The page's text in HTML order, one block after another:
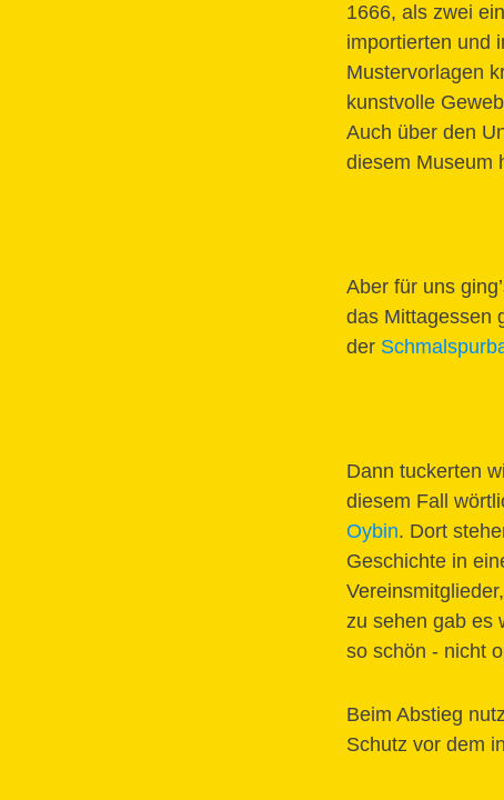
1666, als zwei
importierten und
Mustervorlagen
kunstvolle
Auch über den
diesem Museum
Aber für uns
das Mittagessen
der
Dann tuckerten
diesem Fall
Oybin. Dort
Geschichte in
zu sehen gab es
so schön - nicht
Beim Abstieg
Schutz vor dem